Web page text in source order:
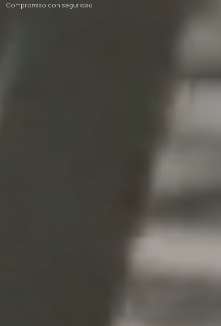
Compromiso con seguridad